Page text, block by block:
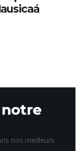
notre
nos meilleurs